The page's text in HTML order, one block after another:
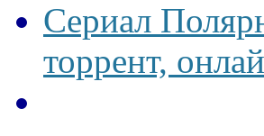
Сериал
торрент,